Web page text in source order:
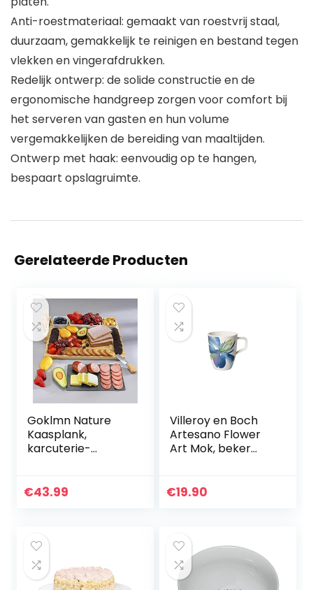
Anti-roestmateriaal: gemaakt van roestvrij staal,
duurzaam, gemakkelijk te reinigen en bestand tegen
vlekken en vingerafdrukken.
Redelijk ontwerp: de solide constructie en de
ergonomische handgreep zorgen voor comfort bij
het serveren van gasten en hun volume
vergemakkelijken de bereiding van maaltijden.
Ontwerp met haak: eenvoudig op te hangen,
bespaart opslagruimte.
Gerelateerde Producten
Goklmn Nature
Kaasplank,
karcuterie-
leiplaat,
€43.99
Villeroy en Boch
Artesano Flower
Art Mok, beker
premium
€19.90